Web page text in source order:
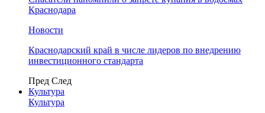
Краснодара
Новости
Краснодарский край в числе лидеров по внедрению
инвестиционного стандарта
Пред След
Культура
Культура